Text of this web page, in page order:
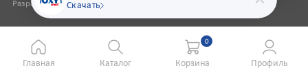
Скачать
Разработка сайтаpharmit.uz
Главная Каталог
0
Корзина Профиль